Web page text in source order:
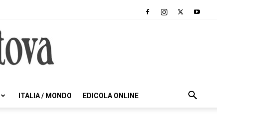
ITALIA / MONDO EDICOLA ONLINE